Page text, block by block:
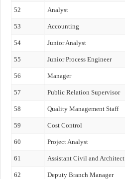
52 Analyst
53 Accounting
54 Junior Analyst
55 Junior Process Engineer
56 Manager
57 Public Relation Supervisor
58 Quality Management Staff
59 Cost Control
60 Project Analyst
61 Assistant Civil and Architect
62 Deputy Branch Manager